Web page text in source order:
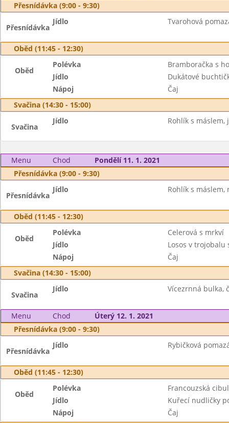
Přesnídávka (9:00 - 9:30)
Přesnídávka
Jídlo Tvarohová
Oběd (11:45 - 12:30)
Oběd
Polévka
Bramboračka s
Jídlo
Dukátové
Nápoj
Čaj
Svačina (14:30 - 15:00)
Svačina
Jídlo Rohlík s máslem,
Menu Chod
Pondělí 11. 1. 2021
Přesnídávka (9:00 - 9:30)
Přesnídávka
Jídlo Rohlík s máslem,
Oběd (11:45 - 12:30)
Oběd
Polévka
Celerová s mrkví
Jídlo
Losos v trojobalu
Nápoj
Čaj
Svačina (14:30 - 15:00)
Svačina
Jídlo Vícezrnná bulka,
Menu Chod
Úterý 12. 1. 2021
Přesnídávka (9:00 - 9:30)
Přesnídávka
Jídlo Rybičková
Oběd (11:45 - 12:30)
Oběd
Polévka
Francouzská
Jídlo
Kuřecí nudličky
Nápoj
Čaj